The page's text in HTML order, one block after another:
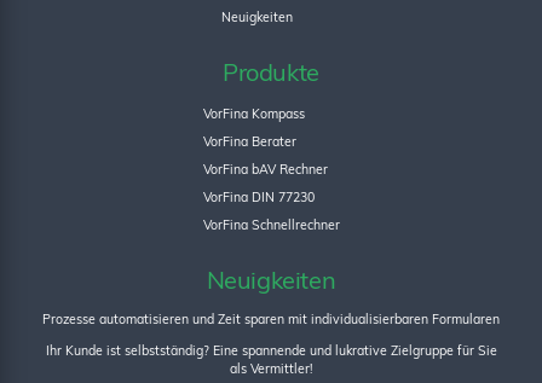
Neuigkeiten
Produkte
VorFina Kompass
VorFina Berater
VorFina bAV Rechner
VorFina DIN 77230
VorFina Schnellrechner
Neuigkeiten
Prozesse automatisieren und Zeit sparen mit individualisierbaren Formularen
Ihr Kunde ist selbstständig? Eine spannende und lukrative Zielgruppe für Sie
als Vermittler!